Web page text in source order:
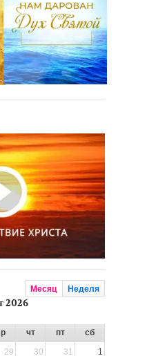
Месяц Неделя
2026
чт пт
сб
29 30 31 1